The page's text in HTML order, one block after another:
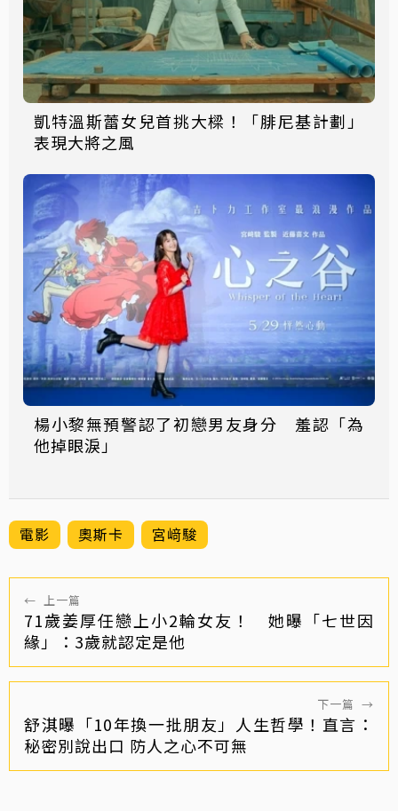
凱特溫斯蕾女兒首挑大樑！「腓尼基計劃」
表現大將之風
楊小黎無預警認了初戀男友身分 羞認「為
他掉眼淚」
電影 奧斯卡 宮﨑駿
← 上一篇
71歲姜厚任戀上小2輪女友！ 她曝「七世因
緣」：3歲就認定是他
下一篇 →
舒淇曝「10年換一批朋友」人生哲學！直言：
秘密別說出口 防人之心不可無